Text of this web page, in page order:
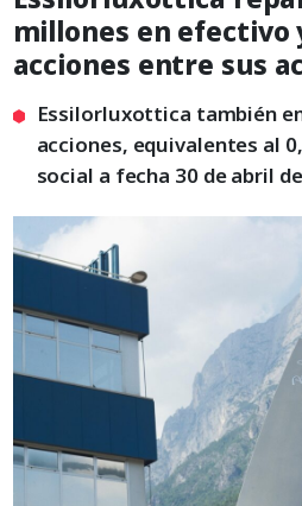
millones en efectivo
acciones entre sus
Essilorluxottica también
acciones, equivalentes al
social a fecha 30 de abril